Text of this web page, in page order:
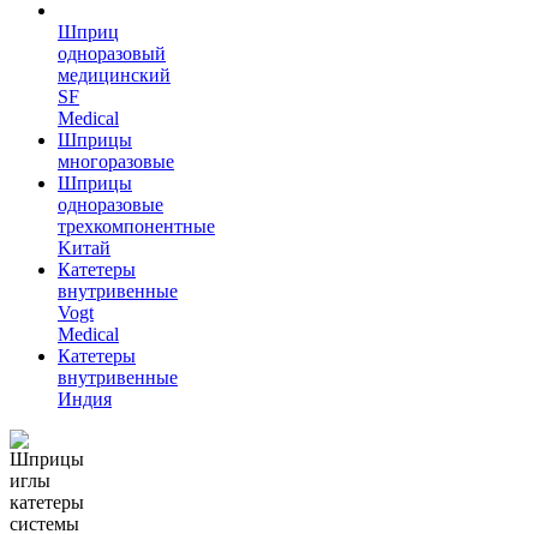
Шприц
одноразовый
медицинский
SF
Medical
Шприцы
многоразовые
Шприцы
одноразовые
трехкомпонентные
Kитай
Катетеры
внутривенные
Vogt
Medical
Катетеры
внутривенные
Индия